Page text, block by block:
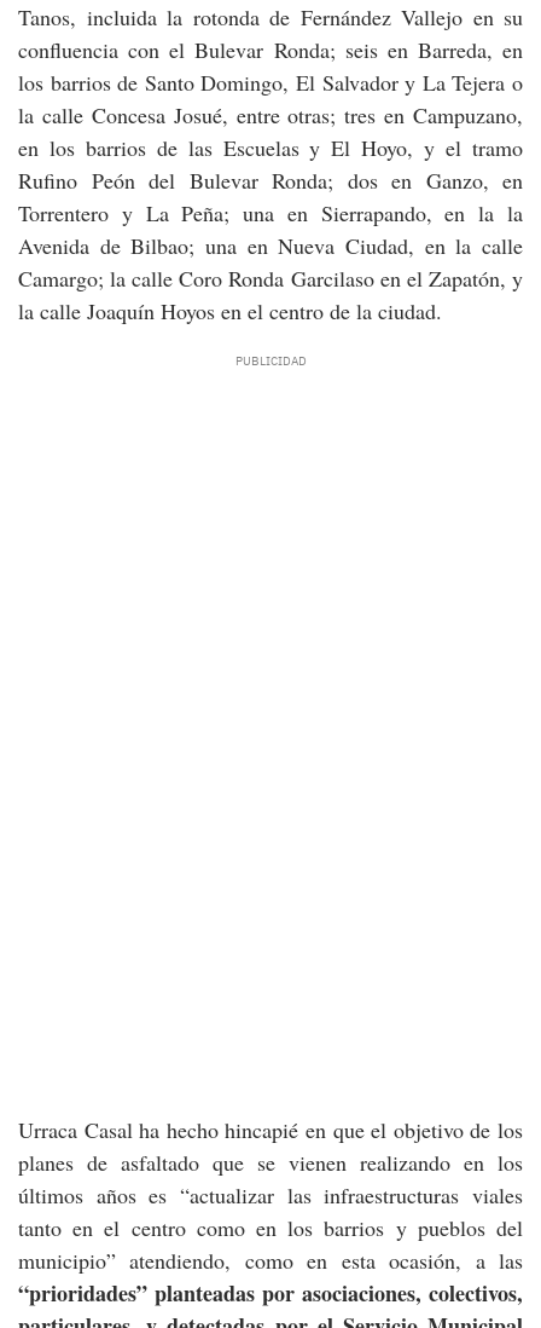
Tanos, incluida la rotonda de Fernández Vallejo en su
confluencia con el Bulevar Ronda; seis en Barreda, en
los barrios de Santo Domingo, El Salvador y La Tejera o
la calle Concesa Josué, entre otras; tres en Campuzano,
en los barrios de las Escuelas y El Hoyo, y el tramo
Rufino Peón del Bulevar Ronda; dos en Ganzo, en
Torrentero y La Peña; una en Sierrapando, en la la
Avenida de Bilbao; una en Nueva Ciudad, en la calle
Camargo; la calle Coro Ronda Garcilaso en el Zapatón, y
la calle Joaquín Hoyos en el centro de la ciudad.
Urraca Casal ha hecho hincapié en que el objetivo de los
planes de asfaltado que se vienen realizando en los
últimos años es “actualizar las infraestructuras viales
tanto en el centro como en los barrios y pueblos del
municipio” atendiendo, como en esta ocasión, a las
“prioridades” planteadas por asociaciones, colectivos,